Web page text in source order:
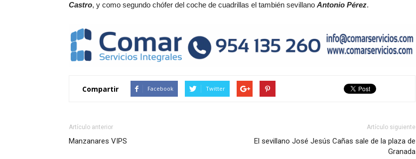
Castro, y como segundo chófer del coche de cuadrillas el también sevillano Antonio Pérez.
Compartir Facebook Twitter
Artículo anterior
Manzanares VIPS
Artículo siguiente
El sevillano José Jesús Cañas sale de la plaza de
Granada